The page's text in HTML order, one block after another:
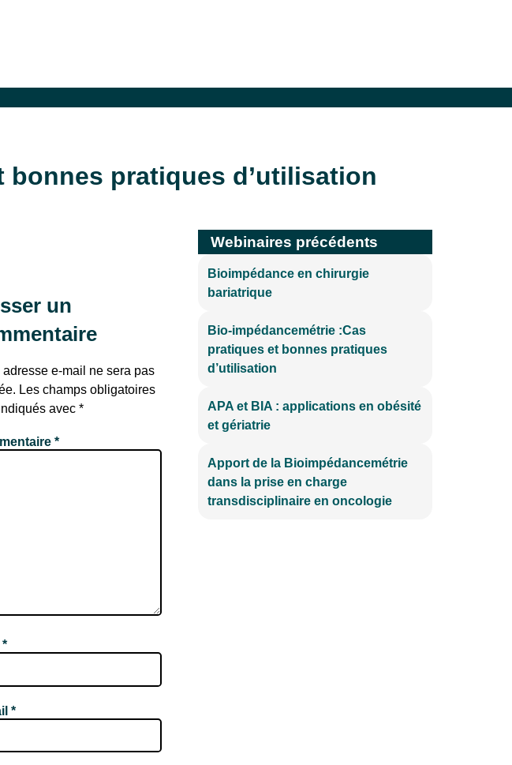
pratiques d’utilisation
un
adresse e-mail ne sera pas
Les champs obligatoires
avec*
*
*
*
Webinaires précédents
Bioimpédance en chirurgie
bariatrique
Bio-impédancemétrie :Cas
pratiques et bonnes pratiques
d’utilisation
APA et BIA : applications en obésité
et gériatrie
Apport de la Bioimpédancemétrie
dans la prise en charge
transdisciplinaire en oncologie